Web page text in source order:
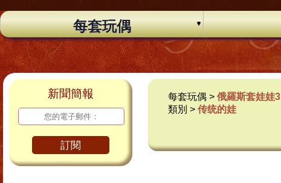
每套玩偶
新聞簡報
訂閱
每套玩偶 >俄羅斯套娃娃3
類別 >传统的娃